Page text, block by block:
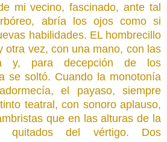
mi vecino, fascinado, ante tal
abría los ojos como si
habilidades. EL hombrecillo
otra vez, con una mano, con las
y, para decepción de los
se soltó. Cuando la monotonía
el payaso, siempre
teatral, con sonoro aplauso,
que en las alturas de la
quitados del vértigo. Dos